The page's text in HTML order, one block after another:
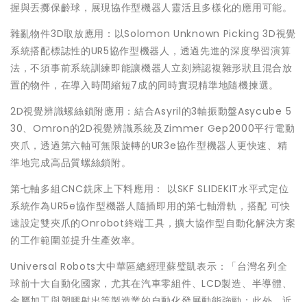
握與丟擲保齡球，展現協作型機器人靈活且多樣化的應用可能。
雜亂物件3D取放應用：以Solomon Unknown Picking 3D視覺
系統搭配標誌性的UR5協作型機器人，透過先進的深度學習演算
法，不須事前系統訓練即能讓機器人立刻辨認複雜形狀且混合放
置的物件，在導入時間縮短7成的同時實現精準地隨機揀選。
2D視覺辨識螺絲鎖附應用：結合Asyril的3軸振動盤Asycube 5
30、Omron的2D視覺辨識系統及Zimmer Gep2000平行電動
夾爪，透過第六軸可無限旋轉的UR3e協作型機器人更快速、精
準地完成高品質螺絲鎖附。
第七軸多組CNC銑床上下料應用： 以SKF SLIDEKIT水平式定位
系統作為UR5e協作型機器人隨插即用的第七軸滑軌，搭配 可快
速設定雙夾爪的Onrobot終端工具，擴大協作型自動化解決方案
的工作範圍並提升生產效率。
Universal Robots大中華區總經理蘇璧凱表示：「台灣名列全
球前十大自動化國家，尤其在汽車零組件、LCD製造、半導體、